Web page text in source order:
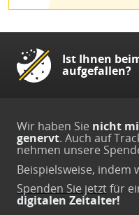
Ist Ihnen
aufgefallen?
Wir haben Sie nicht
genervt. Auch auf
nehmen unsere
Beispielsweise, indem
Spenden Sie jetztfür
digitalen Zeitalter!